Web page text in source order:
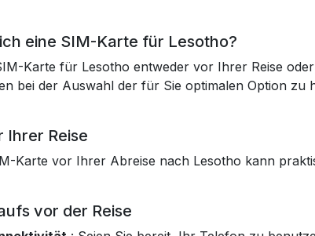
eine SIM-Karte für Lesotho?
Karte für Lesotho entweder vor Ihrer Reise
bei der Auswahl der für Sie optimalen Option zu
Ihrer Reise
Karte vor Ihrer Abreise nach Lesotho kann
vor der Reise